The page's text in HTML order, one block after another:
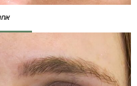
אחרי